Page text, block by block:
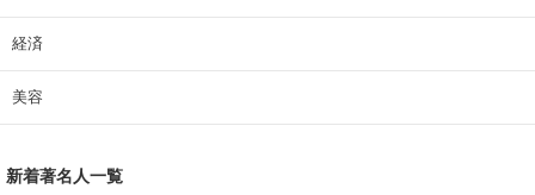
経済
美容
新着著名人一覧